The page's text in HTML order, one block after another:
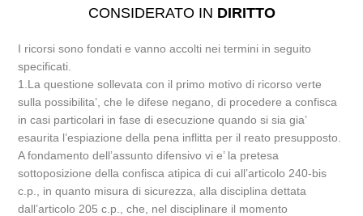
CONSIDERATO IN DIRITTO
I ricorsi sono fondati e vanno accolti nei termini in seguito
specificati.
1.La questione sollevata con il primo motivo di ricorso verte
sulla possibilita’, che le difese negano, di procedere a confisca
in casi particolari in fase di esecuzione quando si sia gia’
esaurita l’espiazione della pena inflitta per il reato presupposto.
A fondamento dell’assunto difensivo vi e’ la pretesa
sottoposizione della confisca atipica di cui all’articolo 240-bis
c.p., in quanto misura di sicurezza, alla disciplina dettata
dall’articolo 205 c.p., che, nel disciplinare il momento